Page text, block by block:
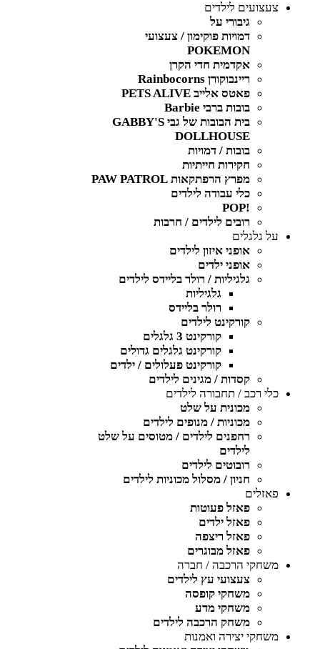
צעצועים לילדים
גיבורי על
דמויות פוקימון / צעצועי
POKEMON
אקדמית חדי הקרן
ריינבוקורן Rainbocorns
פאטס אלייב PETS ALIVE
בובות ברבי Barbie
בית הבובות של גבי GABBY'S
DOLLHOUSE
בובות / דמויות
חקירות חייתיות
מפרץ הרפתקאות PAW PATROL
כלי עבודה לילדים
!POP
רובים לילדים / חרבות
על גלגלים
אופני איזון לילדים
אופני ילדים
גלגיליות / רולר בליידס לילדים
גלגיליות
רולר בליידס
קורקינט לילדים
קורקינט 3 גלגלים
קורקינט גלגלים גדולים
קורקינט פעלולים / ילדים
קסדות / מגינים לילדים
כלי רכב / תחבורה לילדים
מכונית על שלט
מכוניות / מנופים לילדים
רחפנים לילדים / מטוסים על שלט
לילדים
רובוטים לילדים
חניון / מסלול מכוניות לילדים
פאזלים
פאזל פעוטות
פאזל ילדים
פאזל ריצפה
פאזל מבוגרים
משחקי הרכבה / חברה
צעצועי עץ לילדים
משחקי קופסה
משחקי מדע
משחק הרכבה לילדים
משחקי יצירה ואמנות